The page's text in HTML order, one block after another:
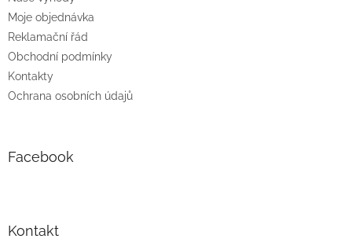
Moje objednávka
Reklamační řád
Obchodní podmínky
Kontakty
Ochrana osobních údajů
Facebook
Kontakt